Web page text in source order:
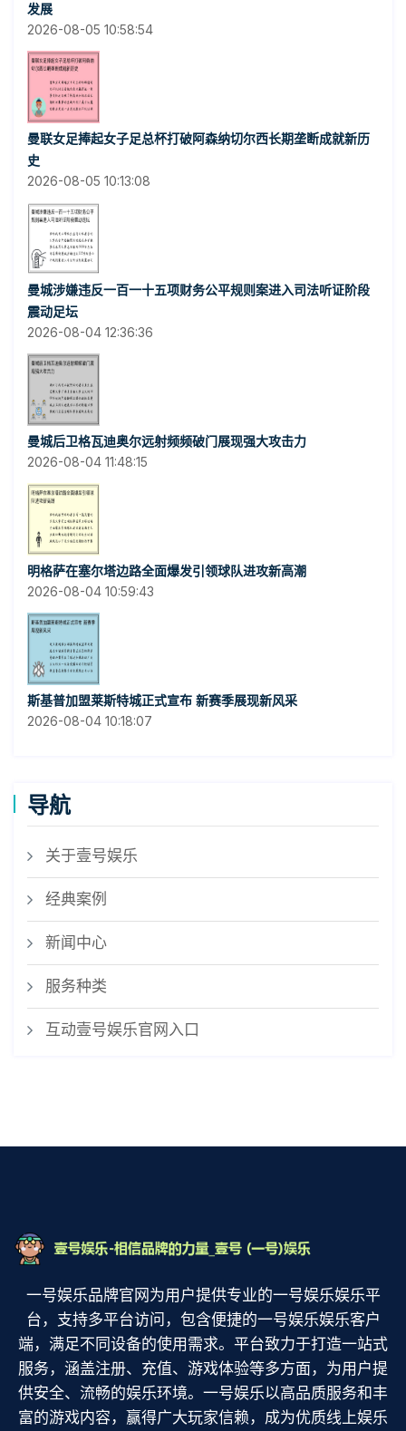
发展
2026-08-05 10:58:54
曼联女足捧起女子足总杯打破阿森纳切尔西长期垄断成就新历
史
2026-08-05 10:13:08
曼城涉嫌违反一百一十五项财务公平规则案进入司法听证阶段
震动足坛
2026-08-04 12:36:36
曼城后卫格瓦迪奥尔远射频频破门展现强大攻击力
2026-08-04 11:48:15
明格萨在塞尔塔边路全面爆发引领球队进攻新高潮
2026-08-04 10:59:43
斯基普加盟莱斯特城正式宣布 新赛季展现新风采
2026-08-04 10:18:07
导航
关于壹号娱乐
经典案例
新闻中心
服务种类
互动壹号娱乐官网入口
一号娱乐品牌官网为用户提供专业的一号娱乐娱乐平
台，支持多平台访问，包含便捷的一号娱乐娱乐客户
端，满足不同设备的使用需求。平台致力于打造一站式
服务，涵盖注册、充值、游戏体验等多方面，为用户提
供安全、流畅的娱乐环境。一号娱乐以高品质服务和丰
富的游戏内容，赢得广大玩家信赖，成为优质线上娱乐